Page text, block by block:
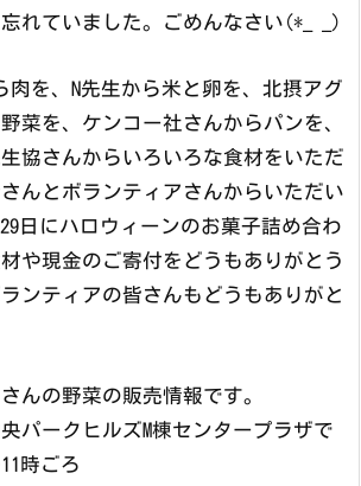
れていました。ごめんなさい(*_ _)
肉を、N先生から米と卵を、北摂アグ
菜を、ケンコー社さんからパンを、
協さんからいろいろな食材をいただ
んとボランティアさんからいただい
日にハロウィーンのお菓子詰め合わ
や現金のご寄付をどうもありがとう
ンティアの皆さんもどうもありがと
んの野菜の販売情報です。
パークヒルズM棟センタープラザで
時ごろ